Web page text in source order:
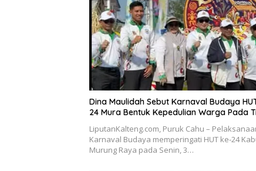
Dina Maulidah Sebut Karnaval Budaya
24 Mura Bentuk Kepedulian Warga Pada
LiputanKalteng.com, Puruk Cahu –
Karnaval Budaya memperingati HUT ke-24
Murung Raya pada Senin, 3…